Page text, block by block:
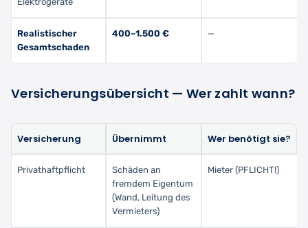
Realistischer
Gesamtschaden
400–1.500 € —
Versicherungsübersicht — Wer zahlt wann?
Versicherung Übernimmt Wer benötigt sie?
Privathaftpflicht
Schäden an
fremdem Eigentum
(Wand, Leitung des
Vermieters)
Mieter (PFLICHT!)